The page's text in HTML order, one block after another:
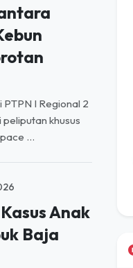
I Regional 2
khusus
...
Anak
Baja